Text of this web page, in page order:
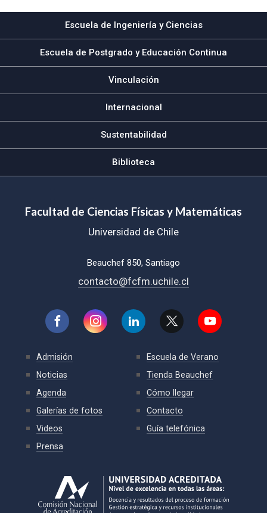
Escuela de Ingeniería y Ciencias
Escuela de Postgrado y Educación Continua
Vinculación
Internacional
Sustentabilidad
Biblioteca
Facultad de Ciencias Físicas y Matemáticas
Universidad de Chile
Beauchef 850, Santiago
contacto@fcfm.uchile.cl
Admisión
Noticias
Agenda
Galerías de fotos
Videos
Prensa
Escuela de Verano
Tienda Beauchef
Cómo llegar
Contacto
Guía telefónica